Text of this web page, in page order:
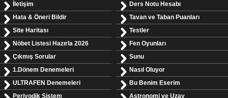
İletişim
Hata & Öneri Bildir
Site Haritası
Nöbet Listesi Hazırla 2026
Çıkmış Sorular
1.Dönem Denemeleri
ULTRAFEN Denemeleri
Periyodik Sistem
Ders Notu Hesabı
Tavan ve Taban Puanları
Testler
Fen Oyunları
Sunu
Nasıl Oluyor
Bu Benim Eserim
Astronomi ve Uzay